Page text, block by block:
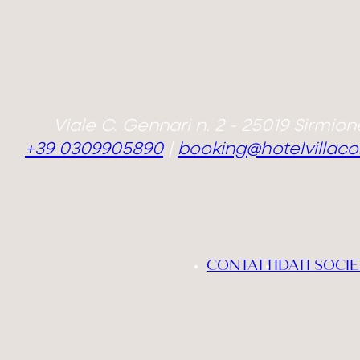
Viale C. Gennari n. 2 - 25019
+39 0309905890|
CONTATTIDATI